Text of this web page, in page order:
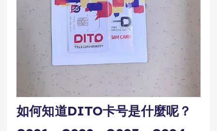
如何知道DITO卡号是什麼呢？